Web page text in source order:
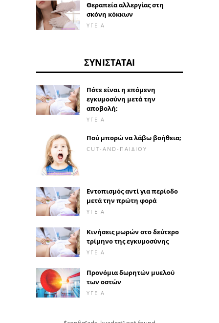
Θεραπεία αλλεργίας στη
σκόνη κόκκων
ΥΓΕΊΑ
ΣΥΝΙΣΤΆΤΑΙ
Πότε είναι η επόμενη
εγκυμοσύνη μετά την
αποβολή;
ΥΓΕΊΑ
Πού μπορώ να λάβω βοήθεια;
CUT-AND-ΠΑΙΔΙΟΎ
Εντοπισμός αντί για περίοδο
μετά την πρώτη φορά
ΥΓΕΊΑ
Κινήσεις μωρών στο δεύτερο
τρίμηνο της εγκυμοσύνης
ΥΓΕΊΑ
Προνόμια δωρητών μυελού
των οστών
ΥΓΕΊΑ